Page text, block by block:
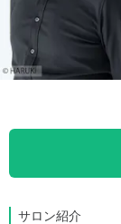
サロン紹介